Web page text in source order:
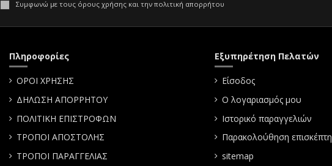
Συμφωνώ με τους όρους χρήσης και την πολιτική απορρήτου
Πληροφορίες
ΟΡΟΙ ΧΡΗΣΗΣ
ΔΗΛΩΣΗ ΑΠΟΡΡΗΤΟΥ
ΠΟΛΙΤΙΚΗ ΕΠΙΣΤΡΟΦΩΝ
ΤΡΟΠΟΙ ΑΠΟΣΤΟΛΗΣ
ΤΡΟΠΟΙ ΠΑΡΑΓΓΕΛΙΑΣ
Εξυπηρέτηση Πελατών
Είσοδος
Ο λογαριασμός μου
Ιστορικό παραγγελιών
Παρακολούθηση επισκέπτη
sitemap